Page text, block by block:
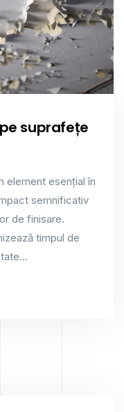
suprafețe
element esențial în
semnificativ
de finisare.
timpul de